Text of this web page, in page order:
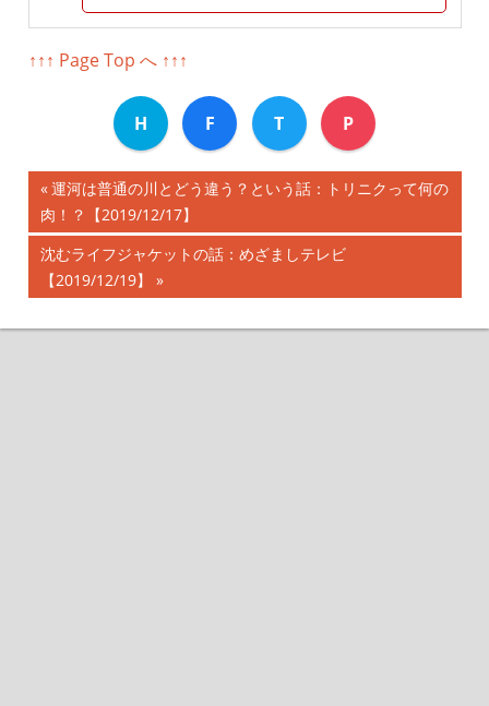
↑↑↑ Page Top へ ↑↑↑
H F T P
投
稿
ナ
ビ
前
の
記
事:
運河は普通の川とどう違う？という話：トリニクって何の
肉！？【2019/12/17】
次
の
事:
沈むライフジャケットの話：めざましテレビ
【2019/12/19】